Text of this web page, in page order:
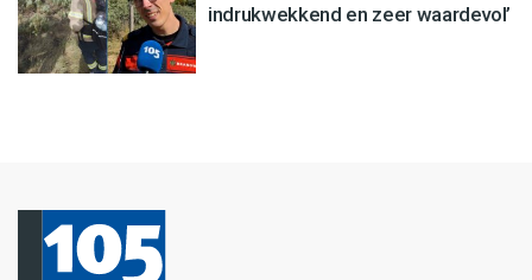
indrukwekkend en zeer waardevol’